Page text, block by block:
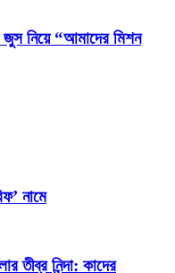
জুস নিয়ে “আমাদের মিশন
নামে
তীব্র নিন্দা: কাদের